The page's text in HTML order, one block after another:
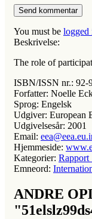
You must be logged
Beskrivelse:
The role of
ISBN/ISSN nr.: 92-
Forfatter: Noelle
Sprog: Engelsk
Udgiver: European
Udgivelsesår: 2001
Email:
Hjemmeside:
Kategorier: Rapport
Emneord:
ANDRE